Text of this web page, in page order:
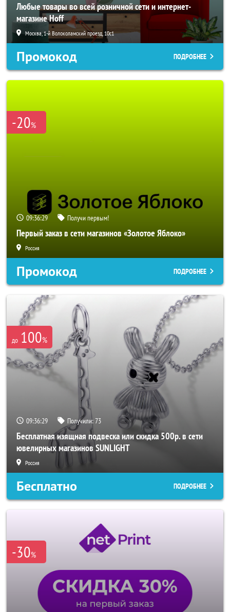
Любые товары во всей розничной сети и интернет-
магазине Hoff
Москва, 1-й Волоколамский проезд, 10с1
Промокод ПОДРОБНЕЕ
-20%
09:36:26 Получи первым!
Первый заказ в сети магазинов «Золотое Яблоко»
Россия
Промокод ПОДРОБНЕЕ
до 100%
09:36:26 Получили:73
Бесплатная изящная подвеска или скидка 500р. в сети
ювелирных магазинов SUNLIGHT
Россия
Бесплатно ПОДРОБНЕЕ
-30%